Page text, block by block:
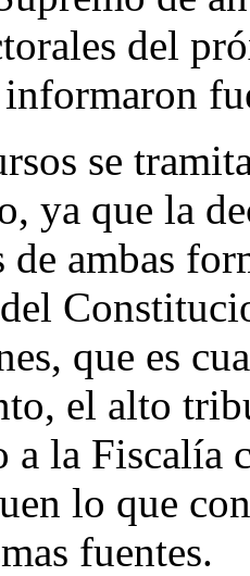
del
informaron
se
ya que la
de ambas
que es
el alto
a la Fiscalía
lo que
fuentes.